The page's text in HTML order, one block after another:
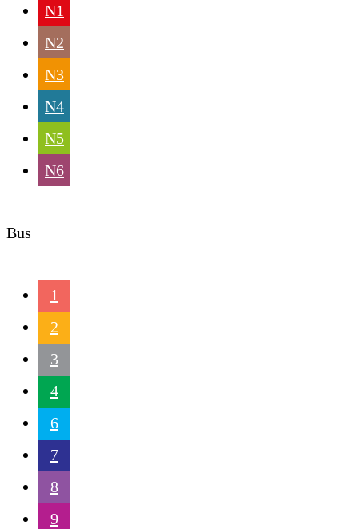
N1
N2
N3
N4
N5
N6
Bus
1
2
3
4
6
7
8
9